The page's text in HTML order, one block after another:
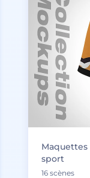
sport
16 scènes